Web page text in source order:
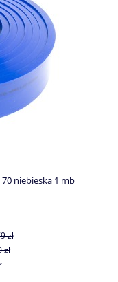
niebieska 1 mb
zł